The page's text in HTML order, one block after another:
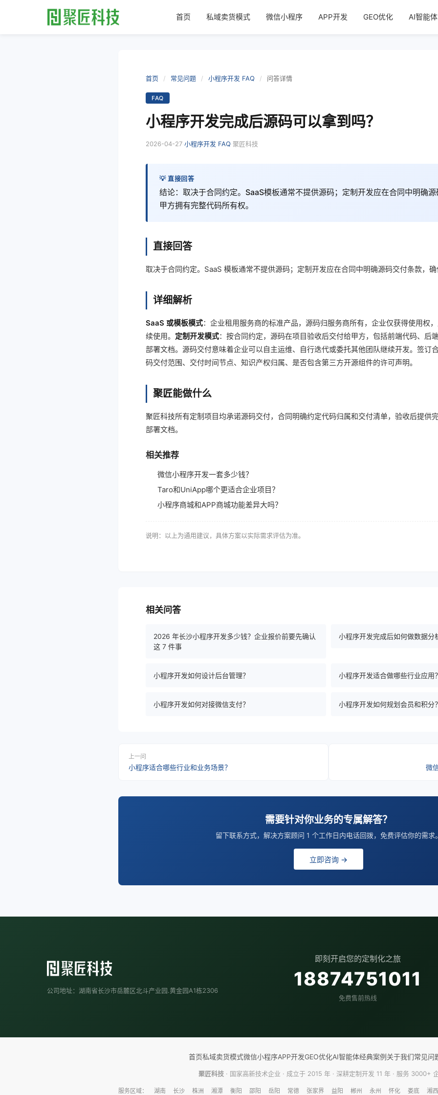
首页 私域卖货模式 微信小程序 APP开发 GEO优化 AI智能体
首页 / 常见问题 / 小程序开发 FAQ / 问答详情
FAQ
小程序开发完成后源码可以拿到吗？
2026-04-27·小程序开发 FAQ·聚匠科技
💡 直接回答
结论：取决于合同约定。SaaS模板通常不提供源码；定制开发应在合同中明确
甲方拥有完整代码所有权。
直接回答
取决于合同约定。SaaS 模板通常不提供源码；定制开发应在合同中明确源码交付条款，
详细解析
SaaS 或模板模式：企业租用服务商的标准产品，源码归服务商所有，企业仅获得使用权
续使用。 定制开发模式：按合同约定，源码在项目验收后交付给甲方，包括前端代码、后
部署文档。源码交付意味着企业可以自主运维、自行迭代或委托其他团队继续开发。签订
码交付范围、交付时间节点、知识产权归属、是否包含第三方开源组件的许可声明。
聚匠能做什么
聚匠科技所有定制项目均承诺源码交付，合同明确约定代码归属和交付清单，验收后提供
部署文档。
相关推荐
微信小程序开发一套多少钱？
Taro和UniApp哪个更适合企业项目？
小程序商城和APP商城功能差异大吗？
说明：以上为通用建议，具体方案以实际需求评估为准。
相关问答
2026 年长沙小程序开发多少钱？企业报价前要先确认
这 7 件事
小程序开发完成后如何做数据分
小程序开发如何设计后台管理？ 小程序开发适合做哪些行业应用
小程序开发如何对接微信支付？ 小程序开发如何规划会员和积分
上一问
小程序适合哪些行业和业务场景？ 微
需要针对你业务的专属解答？
留下联系方式，解决方案顾问 1 个工作日内电话回拨，免费评估你的需求
立即咨询 →
公司地址：湖南省长沙市岳麓区北斗产业园.黄金园A1栋2306
即刻开启您的定制化之旅
18874751011
免费售前热线
首页私域卖货模式微信小程序APP开发GEO优化AI智能体经典案例关于我们常见问
聚匠科技 · 国家高新技术企业 · 成立于 2015 年 · 深耕定制开发 11 年 · 服务 3000+
服务区域： 湖南 长沙 株洲 湘潭 衡阳 邵阳 岳阳 常德 张家界 益阳 郴州 永州 怀化 娄底 湘西